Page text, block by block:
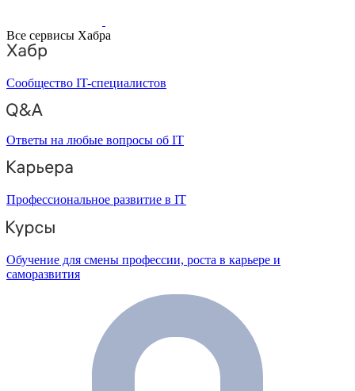
Все сервисы Хабра
Сообщество IT-специалистов
Ответы на любые вопросы об IT
Профессиональное развитие в IT
Обучение для смены профессии, роста в карьере и
саморазвития